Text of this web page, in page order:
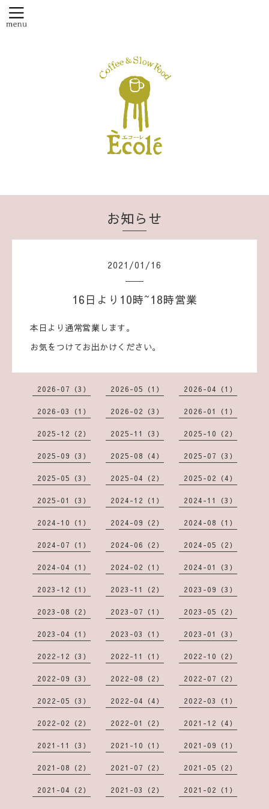
お知らせ
2021 /01 /16
16日より10時~18時営業
本日より通常営業します。
お気をつけてお出かけください。
2026-07（3） 2026-05（1） 2026-04（1）
2026-03（1） 2026-02（3） 2026-01（1）
2025-12（2） 2025-11（3） 2025-10（2）
2025-09（3） 2025-08（4） 2025-07（3）
2025-05（3） 2025-04（2） 2025-02（4）
2025-01（3） 2024-12（1） 2024-11（3）
2024-10（1） 2024-09（2） 2024-08（1）
2024-07（1） 2024-06（2） 2024-05（2）
2024-04（1） 2024-02（1） 2024-01（3）
2023-12（1） 2023-11（2） 2023-09（3）
2023-08（2） 2023-07（1） 2023-05（2）
2023-04（1） 2023-03（1） 2023-01（3）
2022-12（3） 2022-11（1） 2022-10（2）
2022-09（3） 2022-08（2） 2022-07（2）
2022-05（3） 2022-04（4） 2022-03（1）
2022-02（2） 2022-01（2） 2021-12（4）
2021-11（3） 2021-10（1） 2021-09（1）
2021-08（2） 2021-07（2） 2021-05（2）
2021-04（2） 2021-03（2） 2021-02（1）